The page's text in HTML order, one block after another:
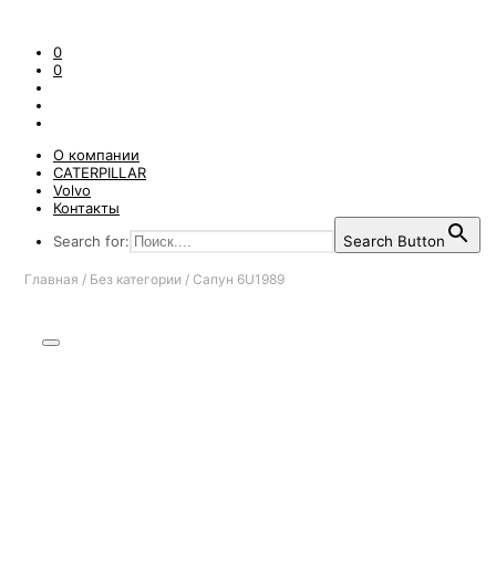
0
0
О компании
CATERPILLAR
Volvo
Контакты
Search for:
Search Button
Главная / Без категории / Сапун 6U1989